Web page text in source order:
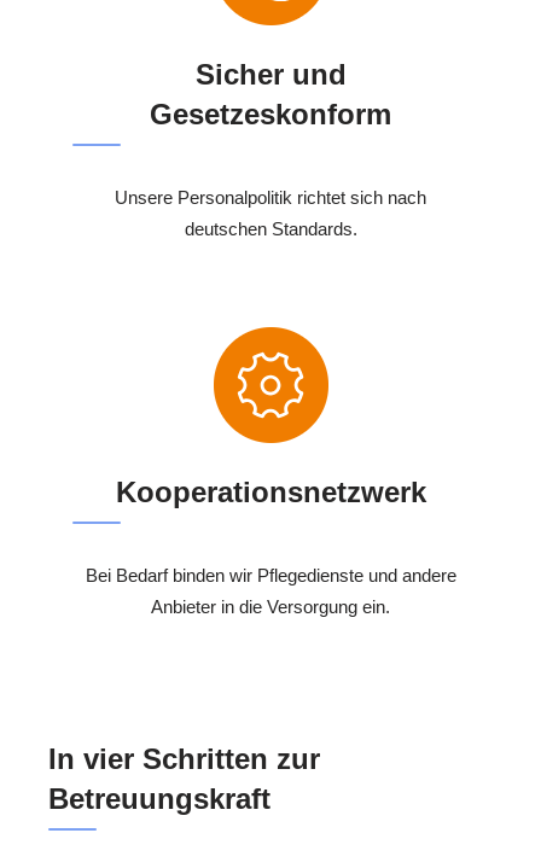
Sicher und
Gesetzeskonform
Unsere Personalpolitik richtet sich nach
deutschen Standards.
Kooperationsnetzwerk
Bei Bedarf binden wir Pflegedienste und andere
Anbieter in die Versorgung ein.
In vier Schritten zur
Betreuungskraft